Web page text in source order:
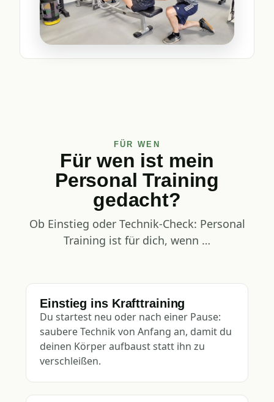
FÜR WEN
Für wen ist mein
Personal Training
gedacht?
Ob Einstieg oder Technik-Check: Personal
Training ist für dich, wenn …
Einstieg ins Krafttraining
Du startest neu oder nach einer Pause:
saubere Technik von Anfang an, damit du
deinen Körper aufbaust statt ihn zu
verschleißen.